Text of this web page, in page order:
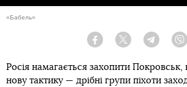
«Бабель»
Facebook Twitter Telegram
Росія намагається захопити
нову тактику — дрібні групи піхоти